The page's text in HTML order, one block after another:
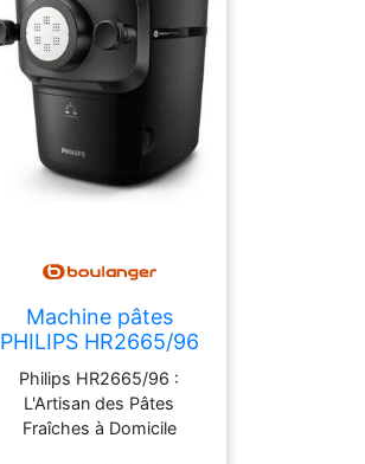
Machine pâtes
PHILIPS HR2665/96
Philips HR2665/96 :
L'Artisan des Pâtes
Fraîches à Domicile